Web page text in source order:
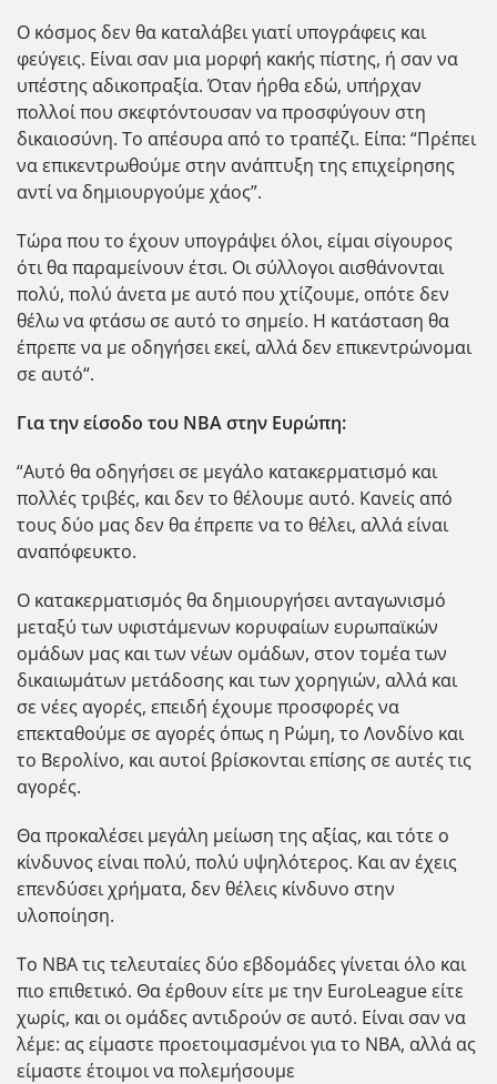
Ο κόσμος δεν θα καταλάβει γιατί υπογράφεις και
φεύγεις. Είναι σαν μια μορφή κακής πίστης, ή σαν να
υπέστης αδικοπραξία. Όταν ήρθα εδώ, υπήρχαν
πολλοί που σκεφτόντουσαν να προσφύγουν στη
δικαιοσύνη. Το απέσυρα από το τραπέζι. Είπα: “Πρέπει
να επικεντρωθούμε στην ανάπτυξη της επιχείρησης
αντί να δημιουργούμε χάος”.
Τώρα που το έχουν υπογράψει όλοι, είμαι σίγουρος
ότι θα παραμείνουν έτσι. Οι σύλλογοι αισθάνονται
πολύ, πολύ άνετα με αυτό που χτίζουμε, οπότε δεν
θέλω να φτάσω σε αυτό το σημείο. Η κατάσταση θα
έπρεπε να με οδηγήσει εκεί, αλλά δεν επικεντρώνομαι
σε αυτό“.
Για την είσοδο του NBA στην Ευρώπη:
“Αυτό θα οδηγήσει σε μεγάλο κατακερματισμό και
πολλές τριβές, και δεν το θέλουμε αυτό. Κανείς από
τους δύο μας δεν θα έπρεπε να το θέλει, αλλά είναι
αναπόφευκτο.
O κατακερματισμός θα δημιουργήσει ανταγωνισμό
μεταξύ των υφιστάμενων κορυφαίων ευρωπαϊκών
ομάδων μας και των νέων ομάδων, στον τομέα των
δικαιωμάτων μετάδοσης και των χορηγιών, αλλά και
σε νέες αγορές, επειδή έχουμε προσφορές να
επεκταθούμε σε αγορές όπως η Ρώμη, το Λονδίνο και
το Βερολίνο, και αυτοί βρίσκονται επίσης σε αυτές τις
αγορές.
Θα προκαλέσει μεγάλη μείωση της αξίας, και τότε ο
κίνδυνος είναι πολύ, πολύ υψηλότερος. Και αν έχεις
επενδύσει χρήματα, δεν θέλεις κίνδυνο στην
υλοποίηση.
Το NBA τις τελευταίες δύο εβδομάδες γίνεται όλο και
πιο επιθετικό. Θα έρθουν είτε με την EuroLeague είτε
χωρίς, και οι ομάδες αντιδρούν σε αυτό. Είναι σαν να
λέμε: ας είμαστε προετοιμασμένοι για το NBA, αλλά ας
είμαστε έτοιμοι να πολεμήσουμε